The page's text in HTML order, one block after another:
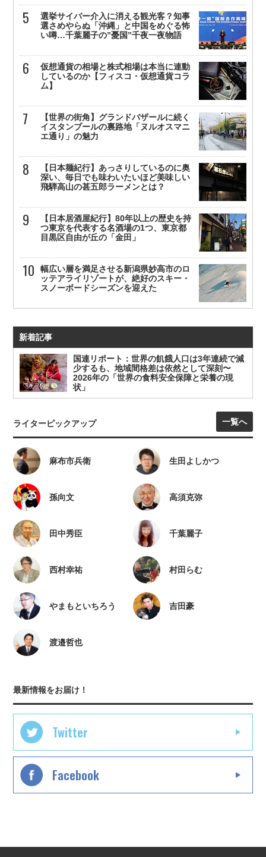
選挙サイバー介入に消える観光客？知事
選さめやらぬ「沖縄」と中国をめぐる怖
い噂…千葉麗子の”憂国”千夜一夜物語
仮想通貨の相場と株式相場は本当に連動
しているのか【フィスコ・仮想通貨コラ
ム】
【世界の街角】グランドバザールに続く
イスタンブールの裏路地「ヌルオスマニ
エ通り」の魅力
【日本麺紀行】あっさりしているのに奥
深い、毎日でも味わいたいほど美味しい
飛騨高山の甚五郎ラーメンとは？
【日本居酒屋紀行】80年以上の歴史を持
つ東京を代表する名酒場の1つ、東京都
目黒区自由が丘の「金田」
幅広い層を満足させる新潟県妙高市のロ
ッテアライリゾートが、絶好のスキー・
スノーボードシーズンを迎えた
新着記事
国連リポート：世界の飢餓人口は3年連続で減
少するも、地域間格差は依然として深刻〜
2026年の「世界の食料安全保障と栄養の現
状」
ライターピックアップ 一覧へ
麻布市兵衛 生田よしかつ
孫向文 高須克弥
田中秀臣 千葉麗子
西村幸祐 村田らむ
やまもといちろう 吉田豪
渡邉哲也
最新情報をお届け！
Twitter
Facebook